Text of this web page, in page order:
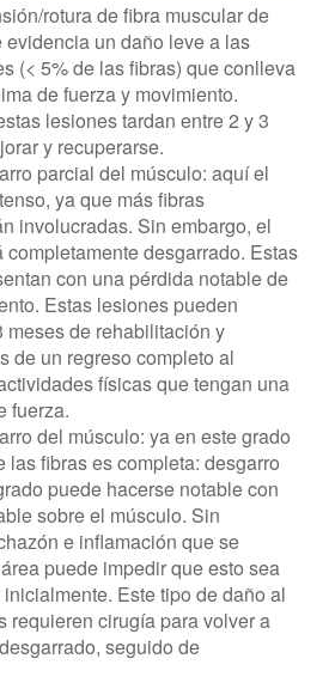
rotura de fibra muscular de
evidencia un daño leve a las
(< 5% de las fibras) que conlleva
de fuerza y movimiento.
lesiones tardan entre 2 y 3
y recuperarse.
parcial del músculo: aquí el
ya que más fibras
involucradas. Sin embargo, el
completamente desgarrado. Estas
con una pérdida notable de
Estas lesiones pueden
meses de rehabilitación y
de un regreso completo al
físicas que tengan una
fuerza.
del músculo: ya en este grado
las fibras es completa: desgarro
puede hacerse notable con
sobre el músculo. Sin
e inflamación que se
puede impedir que esto sea
Este tipo de daño al
requieren cirugía para volver a
seguido de